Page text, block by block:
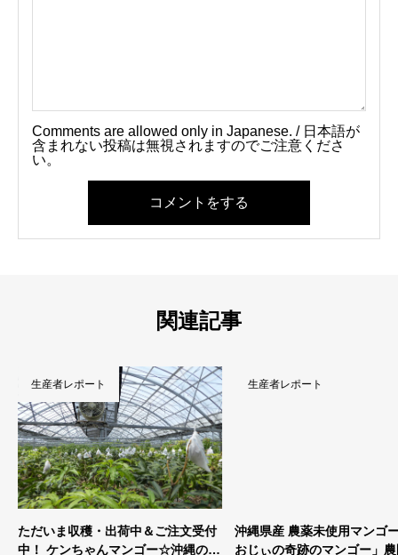
Comments are allowed only in Japanese. / 日本語が
含まれない投稿は無視されますのでご注意くださ
い。
コメントをする
関連記事
ただいま収穫・出荷中＆ご注文受付
中！ ケンちゃんマンゴー☆沖縄の農
生産者レポート
沖縄県産 農薬未使用マンゴ
おじぃの奇跡のマンゴー」
生産者レポート